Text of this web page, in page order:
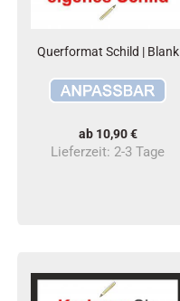
Querformat Schild | Blank
ab 10,90 €
Lieferzeit: 2-3 Tage